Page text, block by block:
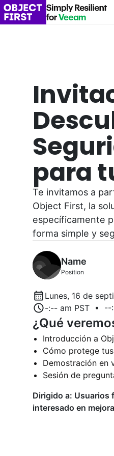
para
Te invitamos a
Object First, la
específicamente
forma simple y
Name
Position
Lunes, 16 de
-:-- am PST • --
¿Qué
Introducción a
Cómo protege
Demostración en
Sesión de
Dirigido a: Usuarios
interesado en